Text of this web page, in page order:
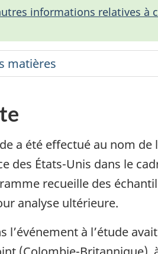
informations relatives à
a été effectué au nom
des États-Unis dans le
page
recueille des
analyse ultérieure.
l’événement à l’étude